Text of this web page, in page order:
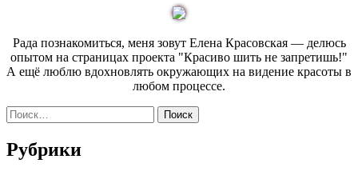
широкий
обхват
бедра,
плоские
Рада познакомиться, меня зовут Елена Красовская — делюсь
опытом на страницах проекта "Красиво шить не запретишь!"
А ещё люблю вдохновлять окружающих на видение красоты в
любом процессе.
Найти:
Рубрики